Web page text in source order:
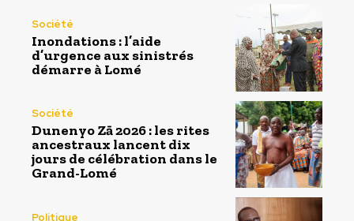
Société
Inondations : l’aide
d’urgence aux sinistrés
démarre à Lomé
Société
Dunenyo Zā 2026 : les rites
ancestraux lancent dix
jours de célébration dans le
Grand-Lomé
Politique